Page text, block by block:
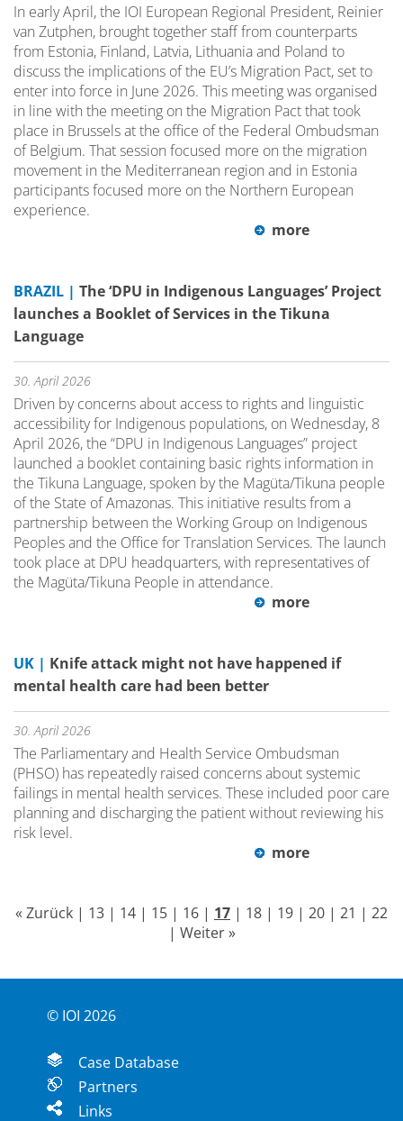
In early April, the IOI European Regional President, Reinier
van Zutphen, brought together staff from counterparts
from Estonia, Finland, Latvia, Lithuania and Poland to
discuss the implications of the EU’s Migration Pact, set to
enter into force in June 2026. This meeting was organised
in line with the meeting on the Migration Pact that took
place in Brussels at the office of the Federal Ombudsman
of Belgium. That session focused more on the migration
movement in the Mediterranean region and in Estonia
participants focused more on the Northern European
experience.
more
BRAZIL | The ‘DPU in Indigenous Languages’ Project
launches a Booklet of Services in the Tikuna
Language
30. April 2026
Driven by concerns about access to rights and linguistic
accessibility for Indigenous populations, on Wednesday, 8
April 2026, the “DPU in Indigenous Languages” project
launched a booklet containing basic rights information in
the Tikuna Language, spoken by the Magüta/Tikuna people
of the State of Amazonas. This initiative results from a
partnership between the Working Group on Indigenous
Peoples and the Office for Translation Services. The launch
took place at DPU headquarters, with representatives of
the Magüta/Tikuna People in attendance.
more
UK | Knife attack might not have happened if
mental health care had been better
30. April 2026
The Parliamentary and Health Service Ombudsman
(PHSO) has repeatedly raised concerns about systemic
failings in mental health services. These included poor care
planning and discharging the patient without reviewing his
risk level.
more
« Zurück | 13 | 14 | 15 | 16 | 17 | 18 | 19 | 20 | 21 | 22
| Weiter »
© IOI 2026
Case Database
Partners
Links